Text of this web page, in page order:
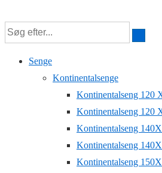
Hop
til
hovedindhold
Senge
Kontinentalsenge
Kontinentalseng 120
Kontinentalseng 120
Kontinentalseng
Kontinentalseng
Kontinentalseng